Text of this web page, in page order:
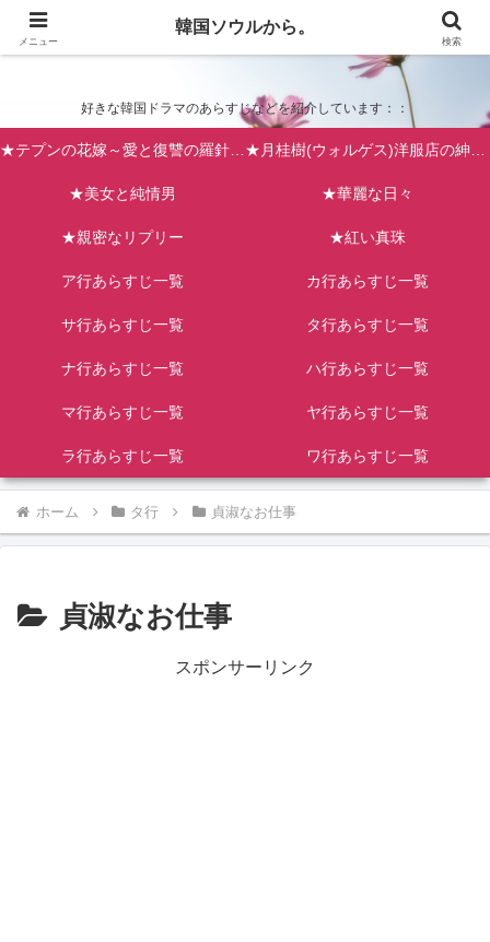
韓国ソウルから。
好きな韓国ドラマのあらすじなどを紹介しています：：
★テプンの花嫁～愛と復讐の羅針盤（台風の新婦） ★月桂樹(ウォルゲス)洋服店の紳士たち
★美女と純情男 ★華麗な日々
★親密なリプリー ★紅い真珠
ア行あらすじ一覧 カ行あらすじ一覧
サ行あらすじ一覧 タ行あらすじ一覧
ナ行あらすじ一覧 ハ行あらすじ一覧
マ行あらすじ一覧 ヤ行あらすじ一覧
ラ行あらすじ一覧 ワ行あらすじ一覧
ホーム タ行 貞淑なお仕事
貞淑なお仕事
スポンサーリンク
メニュー
韓国ソウルから。
検索